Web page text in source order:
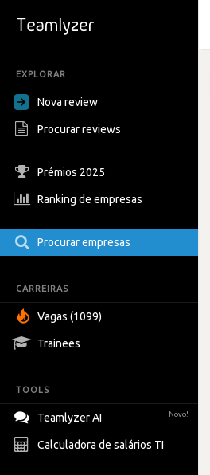
EXPLORAR
Nova review
Procurar reviews
Prémios 2025
Ranking de empresas
Procurar empresas
CARREIRAS
Vagas (1099)
Trainees
TOOLS
Teamlyzer AI Novo!
Calculadora de salários TI